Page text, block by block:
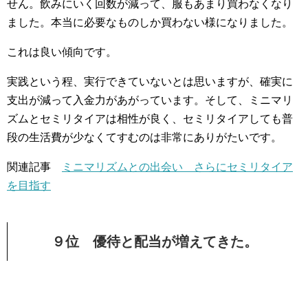
せん。飲みにいく回数が減って、服もあまり買わなくなり
ました。本当に必要なものしか買わない様になりました。
これは良い傾向です。
実践という程、実行できていないとは思いますが、確実に
支出が減って入金力があがっています。そして、ミニマリ
ズムとセミリタイアは相性が良く、セミリタイアしても普
段の生活費が少なくてすむのは非常にありがたいです。
関連記事
ミニマリズムとの出会い さらにセミリタイア
を目指す
９位 優待と配当が増えてきた。